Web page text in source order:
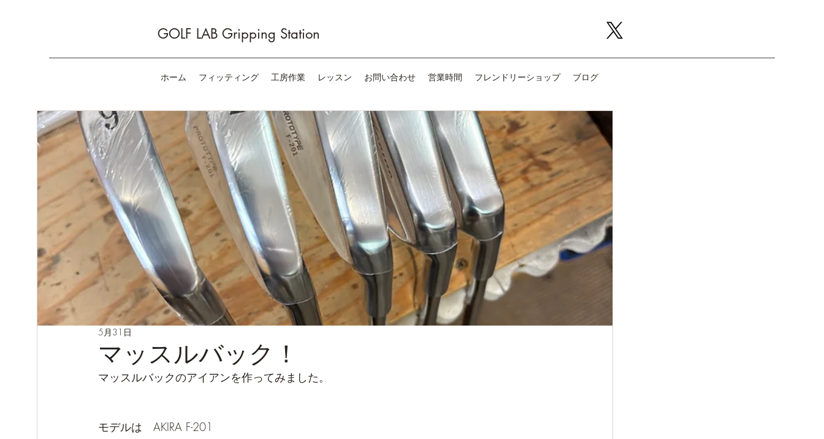
GOLF LAB Gripping Station
ホーム フィッティング 工房作業 レッスン お問い合わせ 営業時間 フレンドリーショップ ブログ
マッスルバック！
5月31日
マッスルバックのアイアンを作ってみました。
モデルは　AKIRA F-201